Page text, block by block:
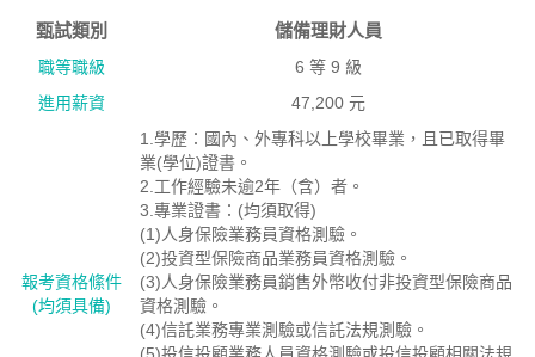
甄試類別 儲備理財人員
職等職級
6 等 9 級
進用薪資
47,200 元
報考資格絛件
(均須具備)
1.學歷：國內、外專科以上學校畢業，且已取得畢
業(學位)證書。
2.工作經驗未逾2年（含）者。
3.專業證書：(均須取得)
(1)人身保險業務員資格測驗。
(2)投資型保險商品業務員資格測驗。
(3)人身保險業務員銷售外幣收付非投資型保險商品
資格測驗。
(4)信託業務專業測驗或信託法規測驗。